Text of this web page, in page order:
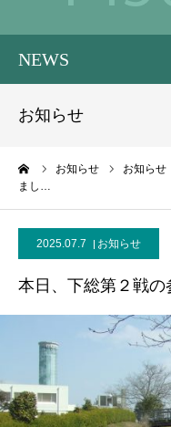
NEWS
お知らせ
お知らせ お知らせ
まし…
2025.07.7 お知らせ
本日、下総第２戦の
レース計測業